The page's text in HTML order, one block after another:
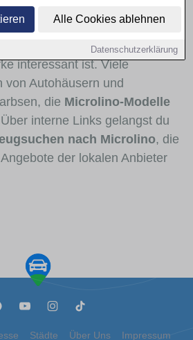
Alle Cookies ablehnen
Datenschutzerklärung
Microlino stark vertreten
häufig im Stadt- und
sind und für welche
interessant ist. Viele
von Autohäusern und
die Microlino-Modelle
interne Links gelangst du
nach Microlino, die
der lokalen Anbieter
Städte Über Uns Impressum